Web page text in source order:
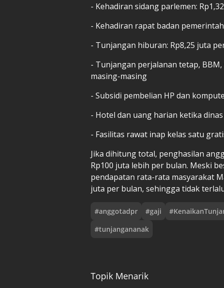
- Kehadiran sidang parlemen:
- Kehadiran rapat badan
- Tunjangan hiburan: Rp8,25 juta
- Tunjangan perjalanan tetap,
masing-masing
- Subsidi pembelian HP dan
- Hotel dan uang harian ketika dinas
- Fasilitas rawat inap kelas satu
Jika dihitung total, penghasilan
Rp100 juta lebih per bulan. Meski
pendapatan rata-rata masyarakat
juta per bulan, sehingga tidak
#anggotadpr #gaji #
#tunjangananak
Topik Menarik